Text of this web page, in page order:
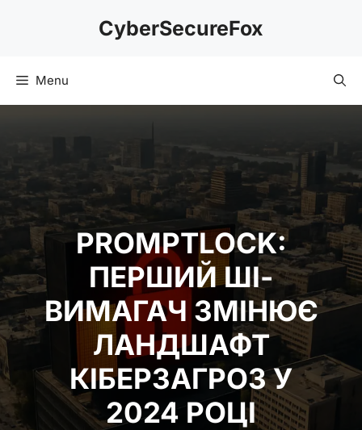
CyberSecureFox
Menu
PROMPTLOCK:
ПЕРШИЙ ШІ-
ВИМАГАЧ ЗМІНЮЄ
ЛАНДШАФТ
КІБЕРЗАГРОЗ У
2024 РОЦІ